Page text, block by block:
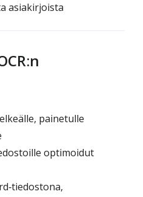
asiakirjoista
painetulle
optimoidut